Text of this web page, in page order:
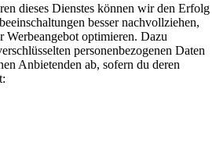
dieses Dienstes können wir den Erfolg
besser nachvollziehen,
Werbeangebot optimieren. Dazu
personenbezogenen Daten
Anbietenden ab, sofern du deren